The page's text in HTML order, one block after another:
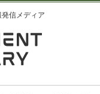
信メディア